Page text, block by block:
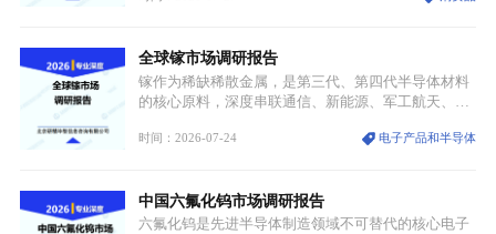
重要载体。同时，行业标准落地、生产技术升级、原
创设计能力提升，进一步夯实产业发展根基，吸引传
统服饰品牌、文旅企业等跨界入局，市场活力持续释
全球镓市场调研报告
镓作为稀缺稀散金属，是第三代、第四代半导体材料
的核心原料，深度串联通信、新能源、军工航天、光
与大国科技博弈的关键战略资源。镓并非传统大宗金
领域渗透”的战略体系，成为全球科技产业运转的刚
需资源。
时间：2026-07-24 电子产品和半导体
中国六氟化钨市场调研报告
六氟化钨是先进半导体制造领域不可替代的核心电子